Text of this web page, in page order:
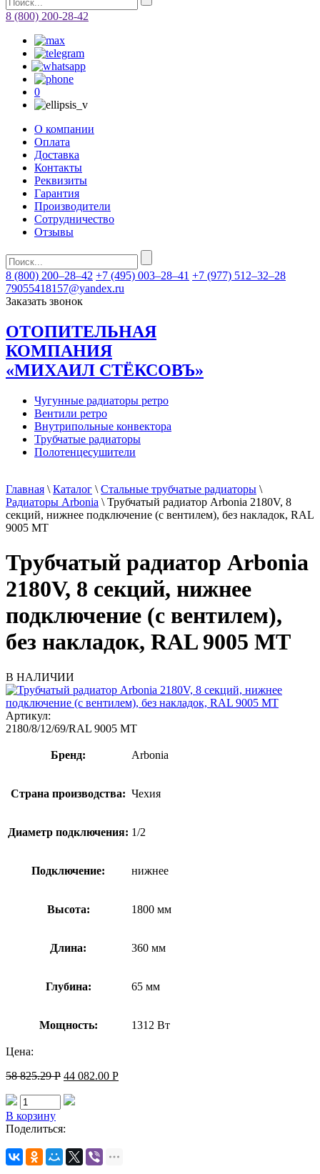
8 (800) 200-28-42
0
О компании
Оплата
Доставка
Контакты
Реквизиты
Гарантия
Производители
Сотрудничество
Отзывы
8 (800) 200–28–42 +7 (495) 003–28–41 +7 (977) 512–32–28
79055418157@yandex.ru
Заказать звонок
ОТОПИТЕЛЬНАЯ
КОМПАНИЯ
«МИХАИЛ СТЁКСОВЪ»
Чугунные радиаторы ретро
Вентили ретро
Внутрипольные конвектора
Трубчатые радиаторы
Полотенцесушители
Главная \ Каталог \ Стальные трубчатые радиаторы \
Радиаторы Arbonia \ Трубчатый радиатор Arbonia 2180V, 8
секций, нижнее подключение (с вентилем), без накладок, RAL
9005 МТ
Трубчатый радиатор Arbonia
2180V, 8 секций, нижнее
подключение (с вентилем),
без накладок, RAL 9005 МТ
В НАЛИЧИИ
Артикул:
2180/8/12/69/RAL 9005 МТ
Бренд: Arbonia
Страна производства: Чехия
Диаметр подключения: 1/2
Подключение: нижнее
Высота: 1800 мм
Длина: 360 мм
Глубина: 65 мм
Мощность: 1312 Вт
Цена:
58 825.29Р 44 082.00 Р
В корзину
Поделиться: